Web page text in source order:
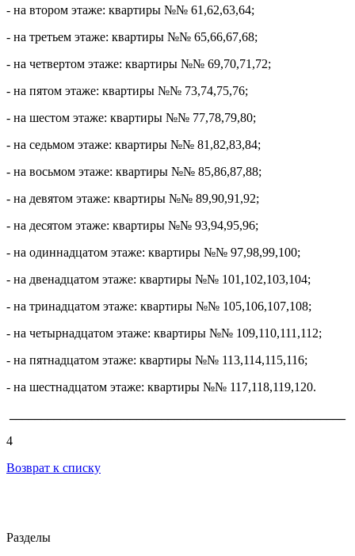
- на втором этаже: квартиры №№ 61,62,63,64;
- на третьем этаже: квартиры №№ 65,66,67,68;
- на четвертом этаже: квартиры №№ 69,70,71,72;
- на пятом этаже: квартиры №№ 73,74,75,76;
- на шестом этаже: квартиры №№ 77,78,79,80;
- на седьмом этаже: квартиры №№ 81,82,83,84;
- на восьмом этаже: квартиры №№ 85,86,87,88;
- на девятом этаже: квартиры №№ 89,90,91,92;
- на десятом этаже: квартиры №№ 93,94,95,96;
- на одиннадцатом этаже: квартиры №№ 97,98,99,100;
- на двенадцатом этаже: квартиры №№ 101,102,103,104;
- на тринадцатом этаже: квартиры №№ 105,106,107,108;
- на четырнадцатом этаже: квартиры №№ 109,110,111,112;
- на пятнадцатом этаже: квартиры №№ 113,114,115,116;
- на шестнадцатом этаже: квартиры №№ 117,118,119,120.
4
Возврат к списку
Разделы